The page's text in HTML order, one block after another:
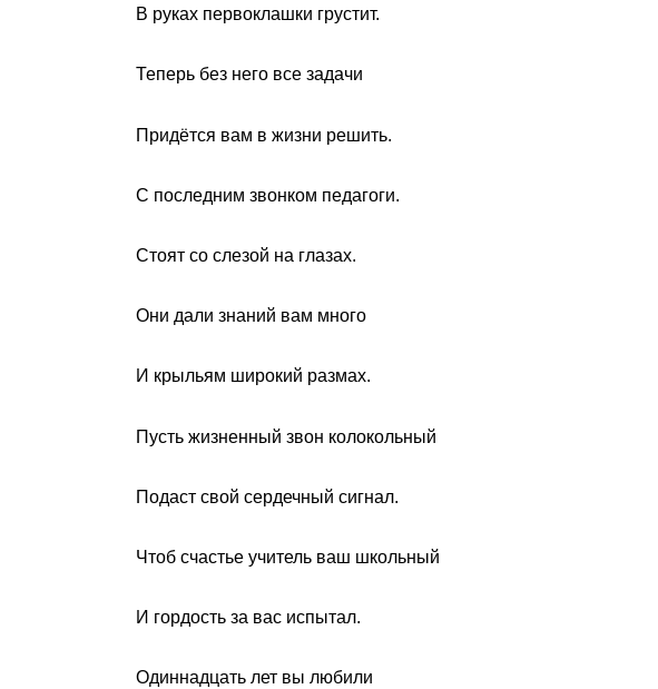
В руках первоклашки грустит.
Теперь без него все задачи
Придётся вам в жизни решить.
С последним звонком педагоги.
Стоят со слезой на глазах.
Они дали знаний вам много
И крыльям широкий размах.
Пусть жизненный звон колокольный
Подаст свой сердечный сигнал.
Чтоб счастье учитель ваш школьный
И гордость за вас испытал.
Одиннадцать лет вы любили